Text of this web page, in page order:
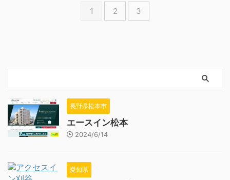
1 2 3
長野県松本市
エースイン松本
2024/6/14
愛知県